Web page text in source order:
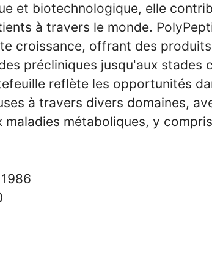
et biotechnologique, elle
à travers le monde.
croissance, offrant des
précliniques jusqu'aux stades
reflète les opportunités
à travers divers domaines,
maladies métaboliques, y